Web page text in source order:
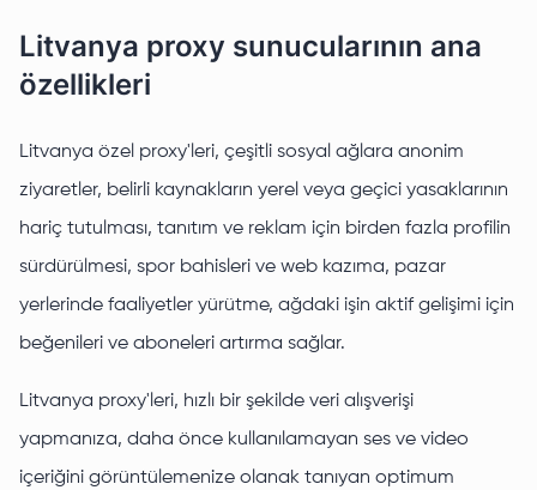
Litvanya proxy sunucularının ana
özellikleri
Litvanya özel proxy'leri, çeşitli sosyal ağlara anonim
ziyaretler, belirli kaynakların yerel veya geçici yasaklarının
hariç tutulması, tanıtım ve reklam için birden fazla profilin
sürdürülmesi, spor bahisleri ve web kazıma, pazar
yerlerinde faaliyetler yürütme, ağdaki işin aktif gelişimi için
beğenileri ve aboneleri artırma sağlar.
Litvanya proxy'leri, hızlı bir şekilde veri alışverişi
yapmanıza, daha önce kullanılamayan ses ve video
içeriğini görüntülemenize olanak tanıyan optimum